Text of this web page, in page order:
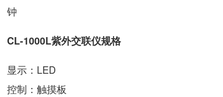
钟
CL-1000L紫外交联仪规格
显示：LED
控制：触摸板